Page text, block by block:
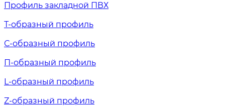
Профиль закладной ПВХ
Т-образный профиль
С-образный профиль
П-образный профиль
L-образный профиль
Z-образный профиль